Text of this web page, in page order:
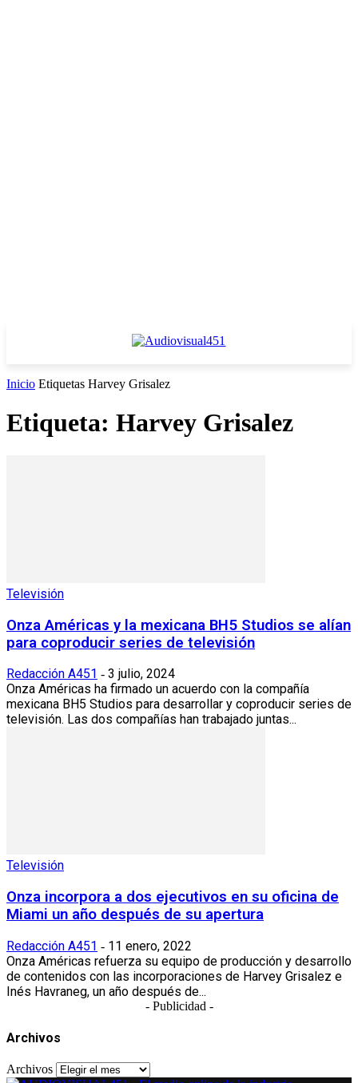
Inicio Etiquetas Harvey Grisalez
Etiqueta: Harvey Grisalez
Televisión
Onza Américas y la mexicana BH5 Studios se alían
para coproducir series de televisión
Redacción A451 - 3 julio, 2024
Onza Américas ha firmado un acuerdo con la compañía
mexicana BH5 Studios para desarrollar y coproducir series de
televisión. Las dos compañías han trabajado juntas...
Televisión
Onza incorpora a dos ejecutivos en su oficina de
Miami un año después de su apertura
Redacción A451 - 11 enero, 2022
Onza Américas refuerza su equipo de producción y desarrollo
de contenidos con las incorporaciones de Harvey Grisalez e
Inés Havraneg, un año después de...
- Publicidad -
Archivos
Archivos